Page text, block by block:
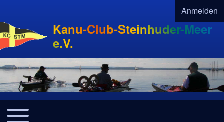
User
Anmelden
Kanu-Club-Steinhuder-Meer
e.V.
Navigation
Toggle main menu